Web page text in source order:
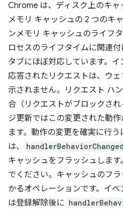
Chrome は、ディスク上のキ
メモリ キャッシュの 2 つのキ
ンメモリ キャッシュのライフ
ロセスのライフタイムに関連付
タブにほぼ対応しています。
応答されたリクエストは、ウ
示されません。リクエスト ハ
合（リクエストがブロックさ
ジ更新ではこの変更された動
ます。動作の変更を確実に行う
は、
キャッシュをフラッシュしま
でください。キャッシュのフ
かるオペレーションです。イ
は登録解除後に